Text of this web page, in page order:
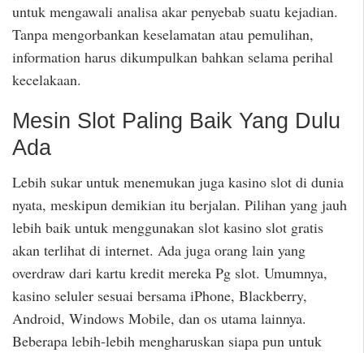
untuk mengawali analisa akar penyebab suatu kejadian.
Tanpa mengorbankan keselamatan atau pemulihan,
information harus dikumpulkan bahkan selama perihal
kecelakaan.
Mesin Slot Paling Baik Yang Dulu
Ada
Lebih sukar untuk menemukan juga kasino slot di dunia
nyata, meskipun demikian itu berjalan. Pilihan yang jauh
lebih baik untuk menggunakan slot kasino slot gratis
akan terlihat di internet. Ada juga orang lain yang
overdraw dari kartu kredit mereka Pg slot. Umumnya,
kasino seluler sesuai bersama iPhone, Blackberry,
Android, Windows Mobile, dan os utama lainnya.
Beberapa lebih-lebih mengharuskan siapa pun untuk